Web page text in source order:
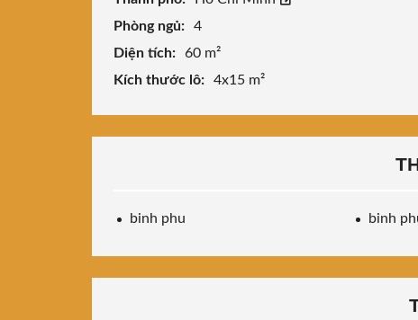
Phòng ngủ:
4
Diện tích:
60 m²
Kích thước lô:
4x15 m²
binh phu binh